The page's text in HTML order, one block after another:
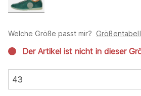
Welche Größe passt mir?
Der Artikel ist nicht in dieser
43